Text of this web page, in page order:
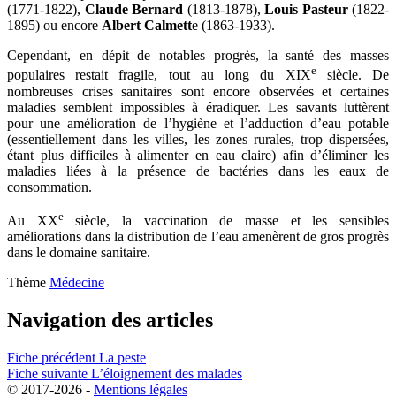
(1771-1822), Claude Bernard (1813-1878), Louis Pasteur(1822-
1895) ou encore Albert Calmette (1863-1933).
Cependant, en dépit de notables progrès, la santé des masses
populaires restait fragile, tout au long du XIXesiècle. De
nombreuses crises sanitaires sont encore observées et certaines
maladies semblent impossibles à éradiquer. Les savants luttèrent
pour une amélioration de l’hygiène et l’adduction d’eau potable
(essentiellement dans les villes, les zones rurales, trop dispersées,
étant plus difficiles à alimenter en eau claire) afin d’éliminer les
maladies liées à la présence de bactéries dans les eaux de
consommation.
Au XXesiècle, la vaccination de masse et les sensibles
améliorations dans la distribution de l’eau amenèrent de gros progrès
dans le domaine sanitaire.
Thème Médecine
Navigation des articles
Fiche précédent La peste
Fiche suivante L’éloignement des malades
© 2017-2026 - Mentions légales